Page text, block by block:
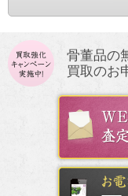
骨董品の
買取のお